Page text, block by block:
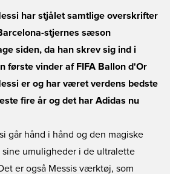
har stjålet samtlige overskrifter
stjernes sæson
siden, da han skrev sig ind i
første vinder af FIFA Ballon d'Or
er og har været verdens bedste
fire år og det har Adidas nu
går hånd i hånd og den magiske
umuligheder i de ultralette
er også Messis værktøj, som